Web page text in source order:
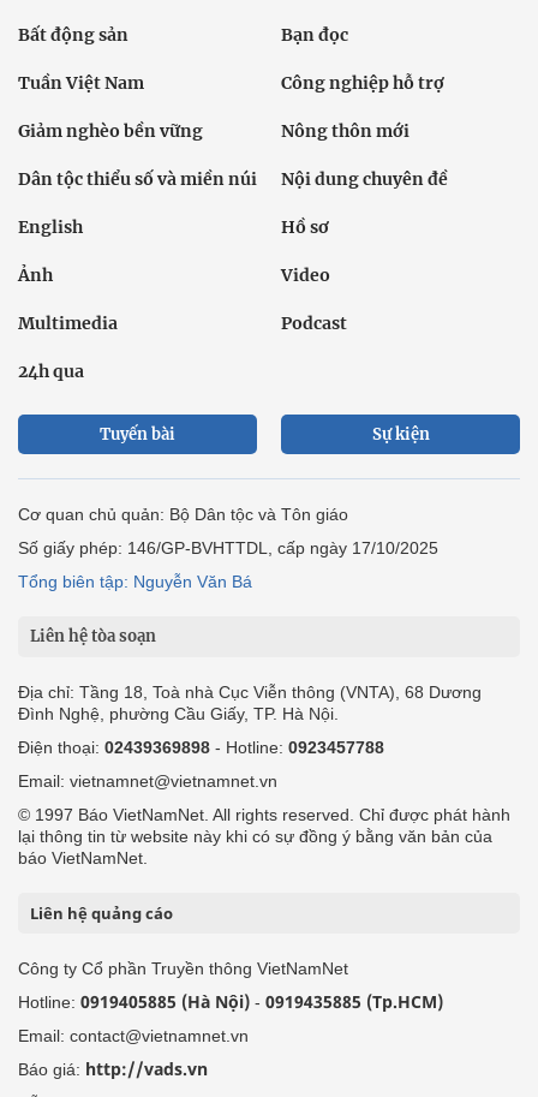
Bất động sản Bạn đọc
Tuần Việt Nam Công nghiệp hỗ trợ
Giảm nghèo bền vững Nông thôn mới
Dân tộc thiểu số và miền núi Nội dung chuyên đề
English Hồ sơ
Ảnh Video
Multimedia Podcast
24h qua
Tuyến bài Sự kiện
Cơ quan chủ quản: Bộ Dân tộc và Tôn giáo
Số giấy phép: 146/GP-BVHTTDL, cấp ngày 17/10/2025
Tổng biên tập: Nguyễn Văn Bá
Liên hệ tòa soạn
Địa chỉ: Tầng 18, Toà nhà Cục Viễn thông (VNTA), 68 Dương
Đình Nghệ, phường Cầu Giấy, TP. Hà Nội.
Điện thoại: 02439369898 - Hotline: 0923457788
Email: vietnamnet@vietnamnet.vn
© 1997 Báo VietNamNet. All rights reserved. Chỉ được phát hành
lại thông tin từ website này khi có sự đồng ý bằng văn bản của
báo VietNamNet.
Liên hệ quảng cáo
Công ty Cổ phần Truyền thông VietNamNet
Hotline: 0919405885 (Hà Nội) - 0919435885 (Tp.HCM)
Email: contact@vietnamnet.vn
Báo giá: http://vads.vn